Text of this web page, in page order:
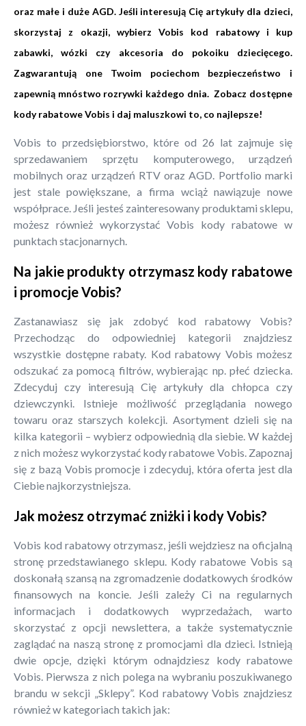
oraz małe i duże AGD. Jeśli interesują Cię artykuły dla dzieci,
skorzystaj z okazji, wybierz Vobis kod rabatowy i kup
zabawki, wózki czy akcesoria do pokoiku dziecięcego.
Zagwarantują one Twoim pociechom bezpieczeństwo i
zapewnią mnóstwo rozrywki każdego dnia. Zobacz dostępne
kody rabatowe Vobis i daj maluszkowi to, co najlepsze!
Vobis to przedsiębiorstwo, które od 26 lat zajmuje się
sprzedawaniem sprzętu komputerowego, urządzeń
mobilnych oraz urządzeń RTV oraz AGD. Portfolio marki
jest stale powiększane, a firma wciąż nawiązuje nowe
współprace. Jeśli jesteś zainteresowany produktami sklepu,
możesz również wykorzystać Vobis kody rabatowe w
punktach stacjonarnych.
Na jakie produkty otrzymasz kody rabatowe
i promocje Vobis?
Zastanawiasz się jak zdobyć kod rabatowy Vobis?
Przechodząc do odpowiedniej kategorii znajdziesz
wszystkie dostępne rabaty. Kod rabatowy Vobis możesz
odszukać za pomocą filtrów, wybierając np. płeć dziecka.
Zdecyduj czy interesują Cię artykuły dla chłopca czy
dziewczynki. Istnieje możliwość przeglądania nowego
towaru oraz starszych kolekcji. Asortyment dzieli się na
kilka kategorii – wybierz odpowiednią dla siebie. W każdej
z nich możesz wykorzystać kody rabatowe Vobis. Zapoznaj
się z bazą Vobis promocje i zdecyduj, która oferta jest dla
Ciebie najkorzystniejsza.
Jak możesz otrzymać zniżki i kody Vobis?
Vobis kod rabatowy otrzymasz, jeśli wejdziesz na oficjalną
stronę przedstawianego sklepu. Kody rabatowe Vobis są
doskonałą szansą na zgromadzenie dodatkowych środków
finansowych na koncie. Jeśli zależy Ci na regularnych
informacjach i dodatkowych wyprzedażach, warto
skorzystać z opcji newslettera, a także systematycznie
zaglądać na naszą stronę z promocjami dla dzieci. Istnieją
dwie opcje, dzięki którym odnajdziesz kody rabatowe
Vobis. Pierwsza z nich polega na wybraniu poszukiwanego
brandu w sekcji „Sklepy”. Kod rabatowy Vobis znajdziesz
również w kategoriach takich jak: